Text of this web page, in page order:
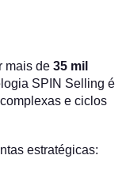
mais de 35 mil
SPIN Selling é
e ciclos
estratégicas: